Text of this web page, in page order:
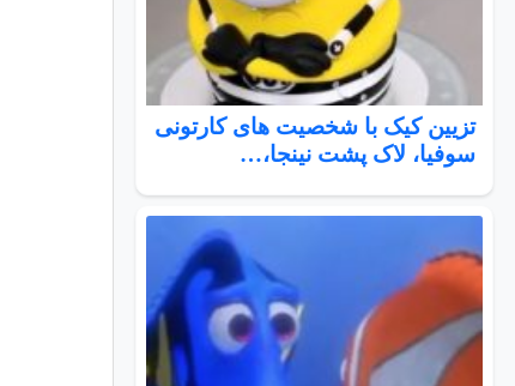
تزیین کیک با شخصیت های کارتونی
سوفیا، لاک پشت نینجا،…